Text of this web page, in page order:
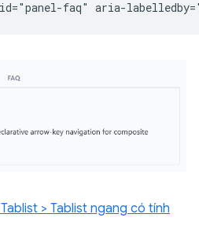
> Tablist ngang có tính